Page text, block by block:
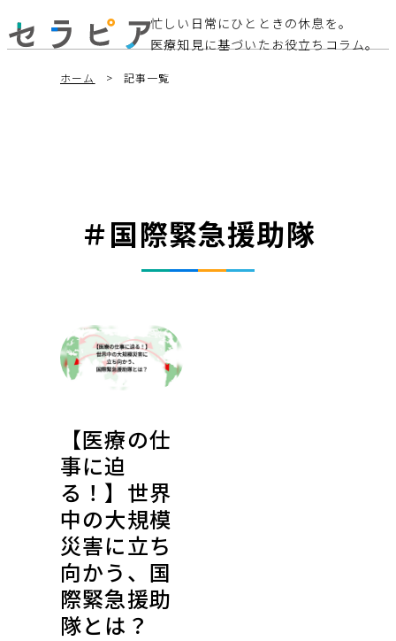
忙しい日常にひとときの休息を。
医療知見に基づいたお役立ちコラム。
ホーム 記事一覧
＃国際緊急援助隊
【医療の仕
事に迫
る！】世界
中の大規模
災害に立ち
向かう、国
際緊急援助
隊とは？